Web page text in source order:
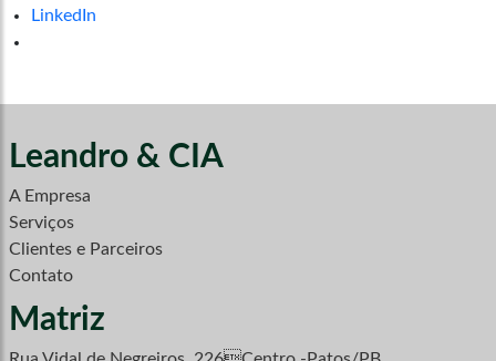
LinkedIn
Leandro & CIA
A Empresa
Serviços
Clientes e Parceiros
Contato
Matriz